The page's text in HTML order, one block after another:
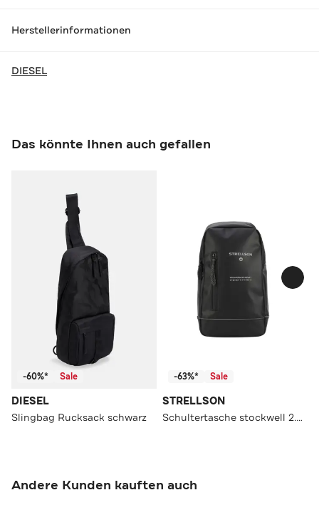
Herstellerinformationen
DIESEL
Das könnte Ihnen auch gefallen
-60%* Sale
DIESEL
Slingbag Rucksack schwarz
-63%* Sale
STRELLSON
Schultertasche stockwell 2.0 chris mvz
Andere Kunden kauften auch